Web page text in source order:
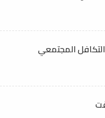
التكافل المجتمعي